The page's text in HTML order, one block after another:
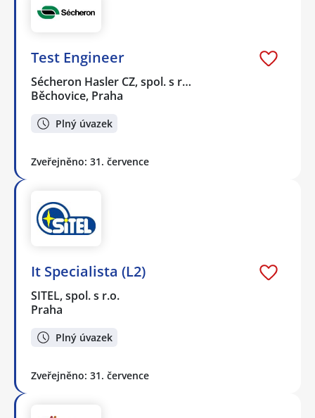
Test Engineer
Sécheron Hasler CZ, spol. s r…
Běchovice, Praha
Plný úvazek
Zveřejněno: 31. července
It Specialista (L2)
SITEL, spol. s r.o.
Praha
Plný úvazek
Zveřejněno: 31. července